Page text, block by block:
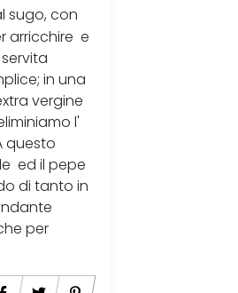
sugo, con
arricchire e
in una
vergine
l'
questo
ed il pepe
di tanto in
per